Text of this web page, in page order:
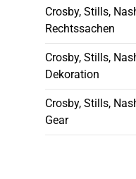
Crosby, Stills,
Rechtssachen
Crosby, Stills,
Dekoration
Crosby, Stills,
Gear